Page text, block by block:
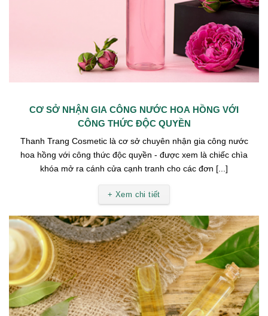
CƠ SỞ NHẬN GIA CÔNG NƯỚC HOA HỒNG VỚI
CÔNG THỨC ĐỘC QUYỀN
Thanh Trang Cosmetic là cơ sở chuyên nhận gia công nước
hoa hồng với công thức độc quyền - được xem là chiếc chìa
khóa mở ra cánh cửa cạnh tranh cho các đơn [...]
+ Xem chi tiết